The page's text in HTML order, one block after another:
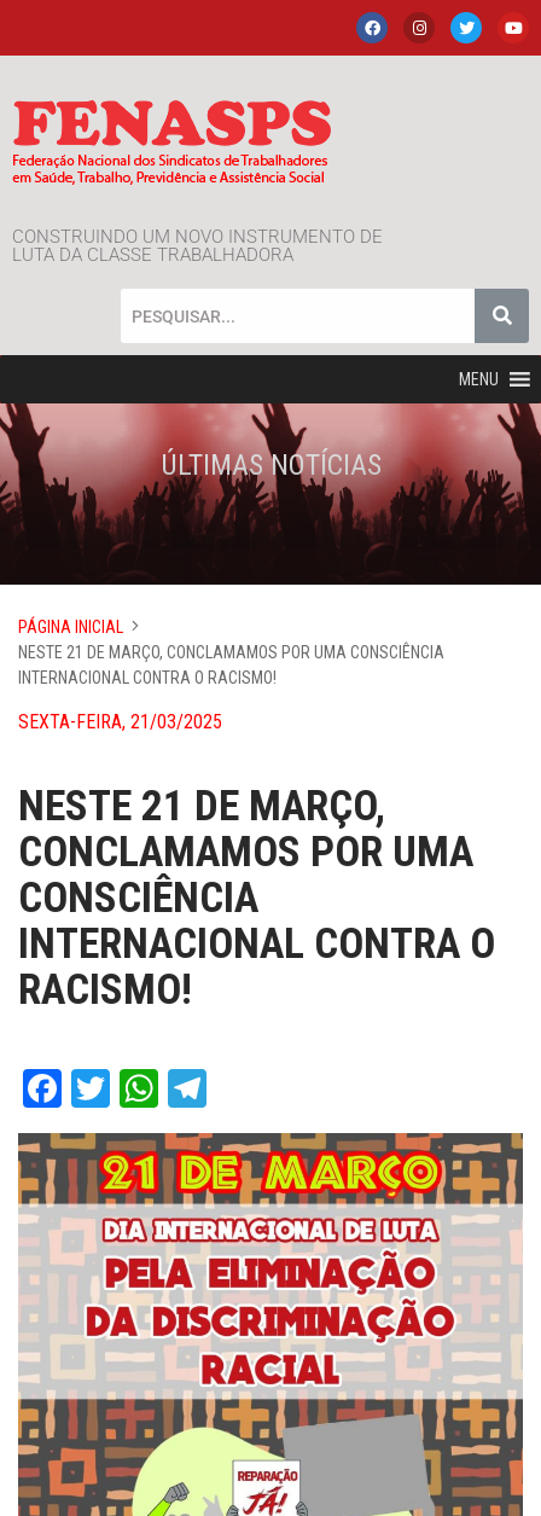
CONSTRUINDO UM NOVO INSTRUMENTO DE
LUTA DA CLASSE TRABALHADORA
MENU
ÚLTIMAS NOTÍCIAS
PÁGINA INICIAL
NESTE 21 DE MARÇO, CONCLAMAMOS POR UMA CONSCIÊNCIA
INTERNACIONAL CONTRA O RACISMO!
SEXTA-FEIRA, 21/03/2025
NESTE 21 DE MARÇO,
CONCLAMAMOS POR UMA
CONSCIÊNCIA
INTERNACIONAL CONTRA O
RACISMO!
Facebook
TwitterWhatsApp